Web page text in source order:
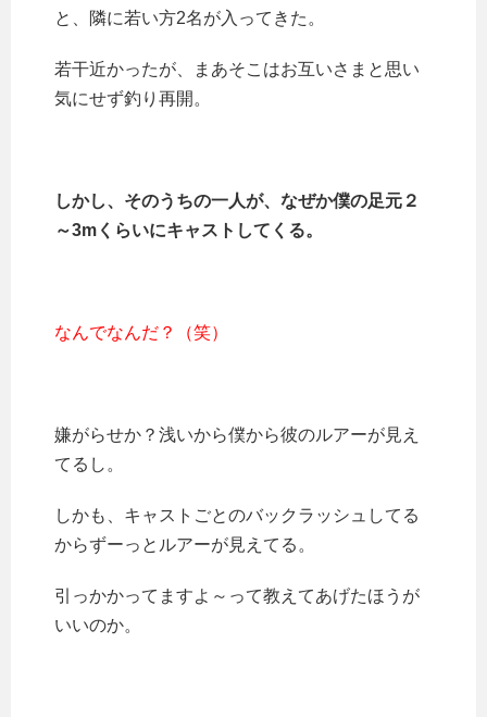
と、隣に若い方2名が入ってきた。
若干近かったが、まあそこはお互いさまと思い
気にせず釣り再開。
しかし、そのうちの一人が、なぜか僕の足元２
～3mくらいにキャストしてくる。
なんでなんだ？（笑）
嫌がらせか？浅いから僕から彼のルアーが見え
てるし。
しかも、キャストごとのバックラッシュしてる
からずーっとルアーが見えてる。
引っかかってますよ～って教えてあげたほうが
いいのか。